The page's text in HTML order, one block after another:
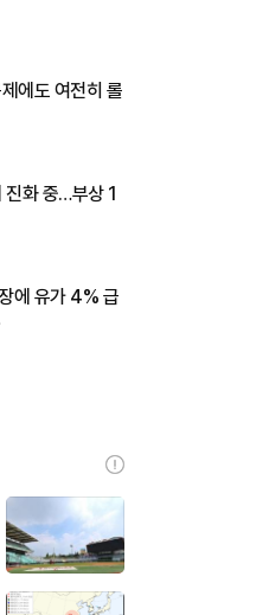
에도 여전히 롤
진화 중…부상 1
에 유가 4% 급